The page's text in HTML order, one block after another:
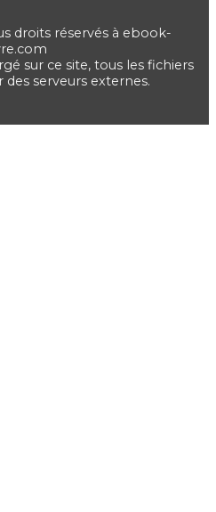
droits réservés à ebook-
sur ce site, tous les fichiers
serveurs externes.